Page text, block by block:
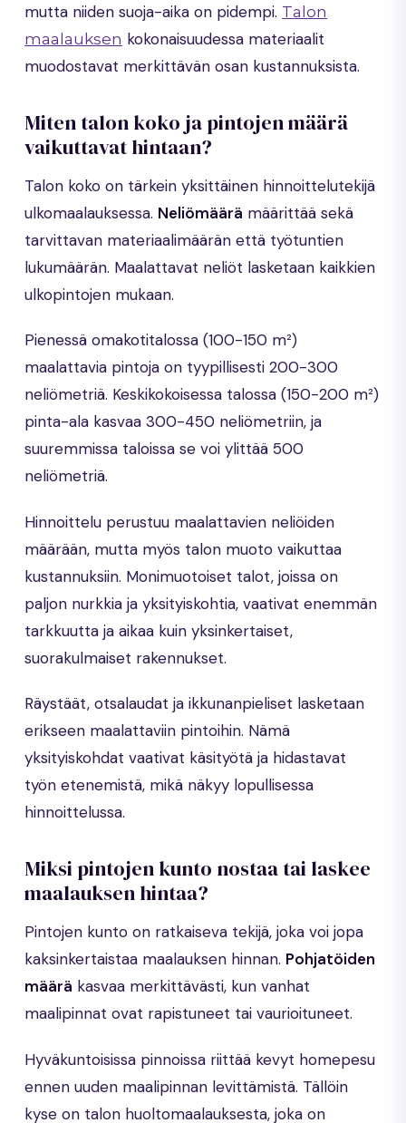
mutta niiden suoja-aika on pidempi. Talon
maalauksen kokonaisuudessa materiaalit
muodostavat merkittävän osan kustannuksista.
Miten talon koko ja pintojen määrä
vaikuttavat hintaan?
Talon koko on tärkein yksittäinen hinnoittelutekijä
ulkomaalauksessa. Neliömäärä määrittää sekä
tarvittavan materiaalimäärän että työtuntien
lukumäärän. Maalattavat neliöt lasketaan kaikkien
ulkopintojen mukaan.
Pienessä omakotitalossa (100-150 m²)
maalattavia pintoja on tyypillisesti 200-300
neliömetriä. Keskikokoisessa talossa (150-200 m²)
pinta-ala kasvaa 300-450 neliömetriin, ja
suuremmissa taloissa se voi ylittää 500
neliömetriä.
Hinnoittelu perustuu maalattavien neliöiden
määrään, mutta myös talon muoto vaikuttaa
kustannuksiin. Monimuotoiset talot, joissa on
paljon nurkkia ja yksityiskohtia, vaativat enemmän
tarkkuutta ja aikaa kuin yksinkertaiset,
suorakulmaiset rakennukset.
Räystäät, otsalaudat ja ikkunanpieliset lasketaan
erikseen maalattaviin pintoihin. Nämä
yksityiskohdat vaativat käsityötä ja hidastavat
työn etenemistä, mikä näkyy lopullisessa
hinnoittelussa.
Miksi pintojen kunto nostaa tai laskee
maalauksen hintaa?
Pintojen kunto on ratkaiseva tekijä, joka voi jopa
kaksinkertaistaa maalauksen hinnan. Pohjatöiden
määrä kasvaa merkittävästi, kun vanhat
maalipinnat ovat rapistuneet tai vaurioituneet.
Hyväkuntoisissa pinnoissa riittää kevyt homepesu
ennen uuden maalipinnan levittämistä. Tällöin
kyse on talon huoltomaalauksesta, joka on